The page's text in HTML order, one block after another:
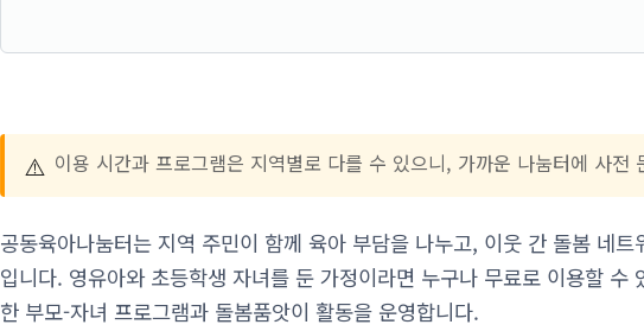
⚠️ 이용 시간과 프로그램은 지역별로 다를 수 있으니, 가까운 나눔터에 사전
공동육아나눔터는 지역 주민이 함께 육아 부담을 나누고, 이웃 간 돌봄 네
입니다. 영유아와 초등학생 자녀를 둔 가정이라면 누구나 무료로 이용할 수
한 부모-자녀 프로그램과 돌봄품앗이 활동을 운영합니다.